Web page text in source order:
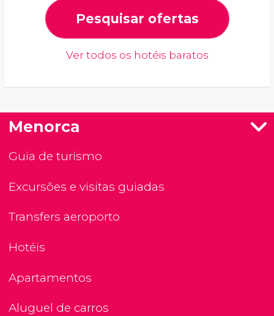
Pesquisar ofertas
Ver todos os hotéis baratos
Menorca
Guia de turismo
Excursões e visitas guiadas
Transfers aeroporto
Hotéis
Apartamentos
Aluguel de carros